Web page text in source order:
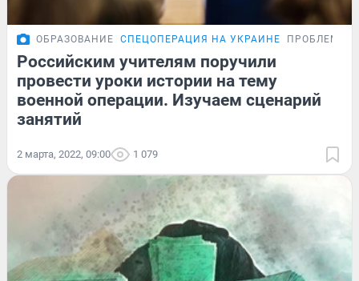
ОБРАЗОВАНИЕ СПЕЦОПЕРАЦИЯ НА УКРАИНЕ ПРОБЛЕМА
Российским учителям поручили
провести уроки истории на тему
военной операции. Изучаем сценарий
занятий
2 марта, 2022, 09:00 1 079